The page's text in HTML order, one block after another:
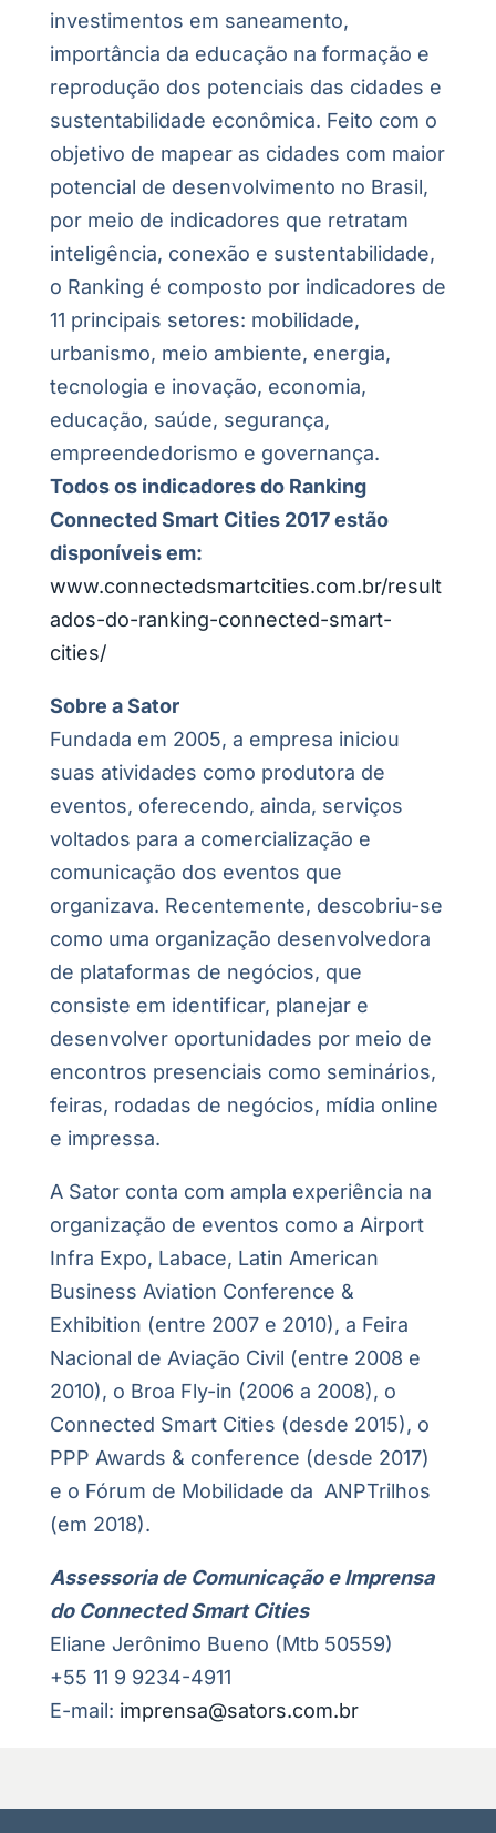
investimentos em saneamento,
importância da educação na formação e
reprodução dos potenciais das cidades e
sustentabilidade econômica. Feito com o
objetivo de mapear as cidades com maior
potencial de desenvolvimento no Brasil,
por meio de indicadores que retratam
inteligência, conexão e sustentabilidade,
o Ranking é composto por indicadores de
11 principais setores: mobilidade,
urbanismo, meio ambiente, energia,
tecnologia e inovação, economia,
educação, saúde, segurança,
empreendedorismo e governança.
Todos os indicadores do Ranking
Connected Smart Cities 2017 estão
disponíveis em:
www.connectedsmartcities.com.br/result
ados-do-ranking-connected-smart-
cities/
Sobre a Sator
Fundada em 2005, a empresa iniciou
suas atividades como produtora de
eventos, oferecendo, ainda, serviços
voltados para a comercialização e
comunicação dos eventos que
organizava. Recentemente, descobriu-se
como uma organização desenvolvedora
de plataformas de negócios, que
consiste em identificar, planejar e
desenvolver oportunidades por meio de
encontros presenciais como seminários,
feiras, rodadas de negócios, mídia online
e impressa.
A Sator conta com ampla experiência na
organização de eventos como a Airport
Infra Expo, Labace, Latin American
Business Aviation Conference &
Exhibition (entre 2007 e 2010), a Feira
Nacional de Aviação Civil (entre 2008 e
2010), o Broa Fly-in (2006 a 2008), o
Connected Smart Cities (desde 2015), o
PPP Awards & conference (desde 2017)
e o Fórum de Mobilidade da ANPTrilhos
(em 2018).
Assessoria de Comunicação e Imprensa
do Connected Smart Cities
Eliane Jerônimo Bueno (Mtb 50559)
+55 11 9 9234-4911
E-mail: imprensa@sators.com.br